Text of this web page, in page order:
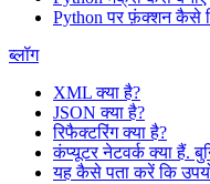
Python पर फ़ंक्शन कैसे
ब्लॉग
XML क्या है?
JSON क्या है?
रिफैक्टरिंग क्या है?
कंप्यूटर नेटवर्क क्या हैं.
यह कैसे पता करें कि